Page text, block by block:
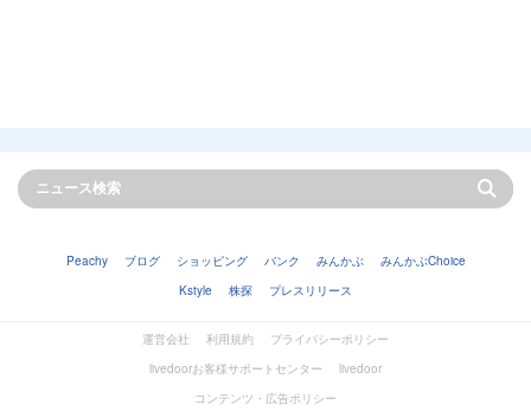
Peachy ブログ ショッピング バンク みんかぶ
みんかぶChoice
Kstyle
株探 プレスリリース
運営会社 利用規約
プライバシーポリシー
livedoorお客様サポートセンター
livedoor
コンテンツ・広告ポリシー